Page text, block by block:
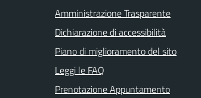
Amministrazione Trasparente
Dichiarazione di accessibilità
Piano di miglioramento del sito
Leggi le FAQ
Prenotazione Appuntamento